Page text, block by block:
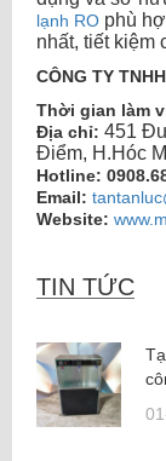
lạnh RO phù
nhất, tiết kiệm
CÔNG TY
Thời gian làm
Địa chỉ: 451
Điểm, H.Hóc
Hotline:
Email:
Website:
TIN TỨC